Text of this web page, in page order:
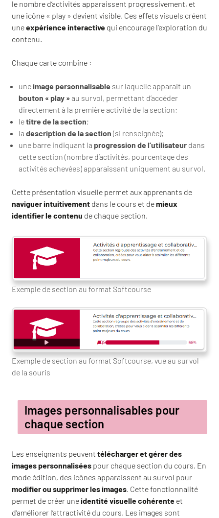
le nombre d’activités apparaissent progressivement, et
une icône « play » devient visible. Ces effets visuels créent
uneexpérience interactive qui encourage l’exploration du
contenu.
Chaque carte combine :
une image personnalisable sur laquelle apparait un
bouton « play » au survol, permettant d’accéder
directement à la première activité de la section;
letitre de la section;
la description de la section (si renseignée);
une barre indiquant la progression de l’utilisateur dans
cette section (nombre d’activités, pourcentage des
activités achevées) apparaissant uniquement au survol.
Cette présentation visuelle permet aux apprenants de
naviguer intuitivement dans le cours et demieux
identifier le contenu de chaque section.
Exemple de section au format Softcourse
Exemple de section au format Softcourse, vue au survol
de la souris
Images personnalisables pour
chaque section
Les enseignants peuvent télécharger et gérer des
images personnalisées pour chaque section du cours. En
mode édition, des icônes apparaissent au survol pour
modifier ou supprimer les images. Cette fonctionnalité
permet de créer uneidentité visuelle cohérente et
d’améliorer l’attractivité du cours. Les images sont